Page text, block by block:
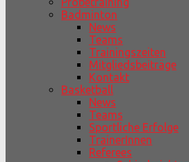
Badminton
News
Teams
Trainingszeiten
Mitgliedsbeiträge
Kontakt
Basketball
News
Teams
Sportliche Erfolge
TrainerInnen
Referees